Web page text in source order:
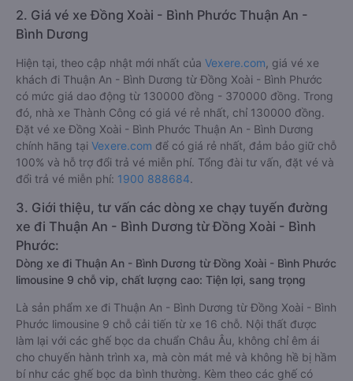
2. Giá vé xe Đồng Xoài - Bình Phước Thuận An -
Bình Dương
Hiện tại, theo cập nhật mới nhất của Vexere.com , giá vé xe
khách đi Thuận An - Bình Dương từ Đồng Xoài - Bình Phước
có mức giá dao động từ 130000 đồng - 370000 đồng. Trong
đó, nhà xe Thành Công có giá vé rẻ nhất, chỉ 130000 đồng.
Đặt vé xe Đồng Xoài - Bình Phước Thuận An - Bình Dương
chính hãng tại Vexere.com để có giá rẻ nhất, đảm bảo giữ chỗ
100% và hỗ trợ đổi trả vé miễn phí. Tổng đài tư vấn, đặt vé và
đổi trả vé miễn phí: 1900 888684.
3. Giới thiệu, tư vấn các dòng xe chạy tuyến đường
xe đi Thuận An - Bình Dương từ Đồng Xoài - Bình
Phước:
Dòng xe đi Thuận An - Bình Dương từ Đồng Xoài - Bình Phước
limousine 9 chỗ vip, chất lượng cao: Tiện lợi, sang trọng
Là sản phẩm xe đi Thuận An - Bình Dương từ Đồng Xoài - Bình
Phước limousine 9 chỗ cải tiến từ xe 16 chỗ. Nội thất được
làm lại với các ghế bọc da chuẩn Châu Âu, không chỉ êm ái
cho chuyến hành trình xa, mà còn mát mẻ và không hề bị hầm
bí như các ghế bọc da bình thường. Kèm theo các ghế có